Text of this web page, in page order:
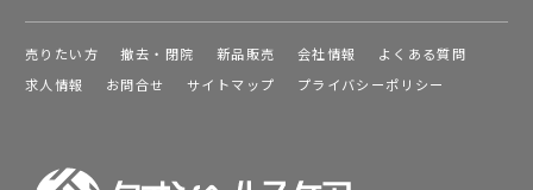
売りたい方 撤去・閉院 新品販売 会社情報
よくある質問
求人情報
お問合せ サイトマップ プライバシーポリシー